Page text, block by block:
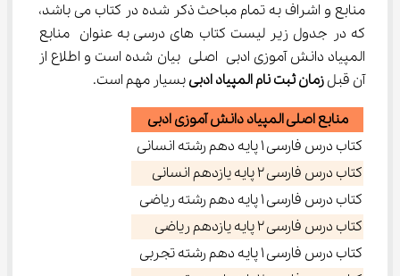
منابع و اشراف به تمام مباحث ذکر شده در کتاب می باشد،
که در جدول زیر لیست کتاب های درسی به عنوان منابع
المپیاد دانش آموزی ادبی اصلی بیان شده است و اطلاع از
آن قبل زمان ثبت نام المپیاد ادبی بسیار مهم است.
منابع اصلی المپیاد دانش آموزی ادبی
کتاب درس فارسی 1 پایه دهم رشته انسانی
کتاب درس فارسی 2 پایه یازدهم انسانی
کتاب درس فارسی 1 پایه دهم رشته ریاضی
کتاب درس فارسی 2 پایه یازدهم ریاضی
کتاب درس فارسی 1 پایه دهم رشته تجربی